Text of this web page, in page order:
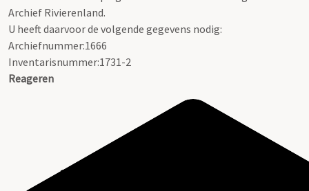
Archief Rivierenland.
U heeft daarvoor de volgende gegevens nodig:
Archiefnummer:1666
Inventarisnummer:1731-2
Reageren